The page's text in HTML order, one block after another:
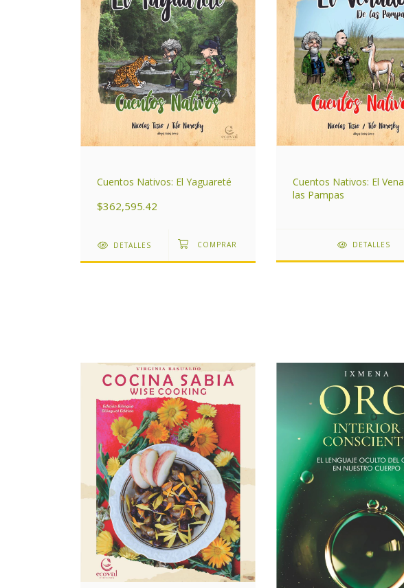
Cuentos Nativos: El Yaguareté
$362,595.42
DETALLES
Cuentos Nativos: El
las Pampas
DETALLES